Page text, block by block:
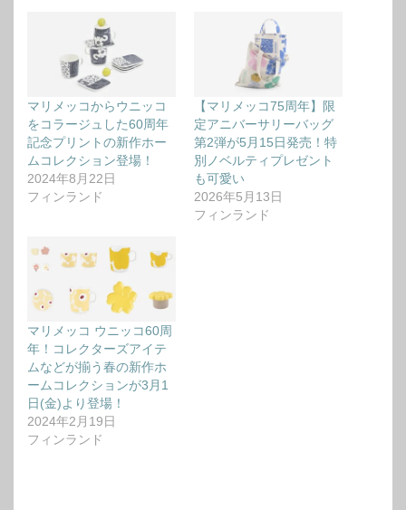
マリメッコからウニッコ
をコラージュした60周年
記念プリントの新作ホー
ムコレクション登場！
2024年8月22日
フィンランド
【マリメッコ75周年】限
定アニバーサリーバッグ
第2弾が5月15日発売！特
別ノベルティプレゼント
も可愛い
2026年5月13日
フィンランド
マリメッコ ウニッコ60周
年！コレクターズアイテ
ムなどが揃う春の新作ホ
ームコレクションが3月1
日(金)より登場！
2024年2月19日
フィンランド